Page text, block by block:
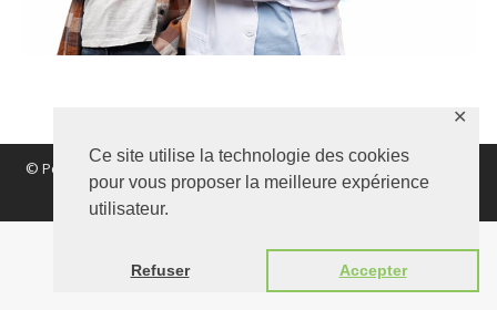
Ce site utilise la technologie des cookies
pour vous proposer la meilleure expérience
utilisateur.
Refuser Accepter
✕
© Polynomik 2017 |Mentions légales|Vie Privée|Confidentialité
|